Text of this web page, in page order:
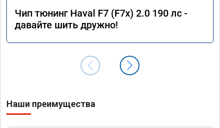
Чип тюнинг Haval F7 (F7x) 2.0 190 лс -
давайте шить дружно!
Наши преимущества